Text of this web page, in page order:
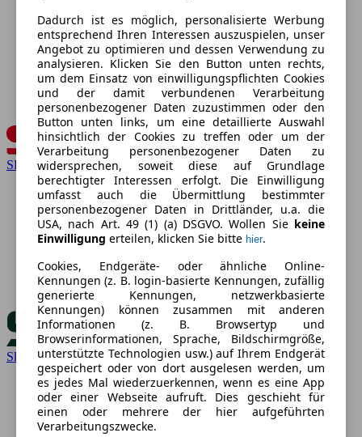
SEAT
Skoda
Dadurch ist es möglich, personalisierte Werbung
entsprechend Ihren Interessen auszuspielen, unser
Angebot zu optimieren und dessen Verwendung zu
analysieren. Klicken Sie den Button unten rechts,
um dem Einsatz von einwilligungspflichten Cookies
und der damit verbundenen Verarbeitung
personenbezogener Daten zuzustimmen oder den
Button unten links, um eine detaillierte Auswahl
hinsichtlich der Cookies zu treffen oder um der
Verarbeitung personenbezogener Daten zu
widersprechen, soweit diese auf Grundlage
berechtigter Interessen erfolgt. Die Einwilligung
umfasst auch die Übermittlung bestimmter
personenbezogener Daten in Drittländer, u.a. die
USA, nach Art. 49 (1) (a) DSGVO. Wollen Sie keine
Einwilligung erteilen, klicken Sie bitte hier.
Cookies, Endgeräte- oder ähnliche Online-
Kennungen (z. B. login-basierte Kennungen, zufällig
generierte Kennungen, netzwerkbasierte
Kennungen) können zusammen mit anderen
Informationen (z. B. Browsertyp und
Browserinformationen, Sprache, Bildschirmgröße,
unterstützte Technologien usw.) auf Ihrem Endgerät
gespeichert oder von dort ausgelesen werden, um
es jedes Mal wiederzuerkennen, wenn es eine App
oder einer Webseite aufruft. Dies geschieht für
einen oder mehrere der hier aufgeführten
Verarbeitungszwecke.